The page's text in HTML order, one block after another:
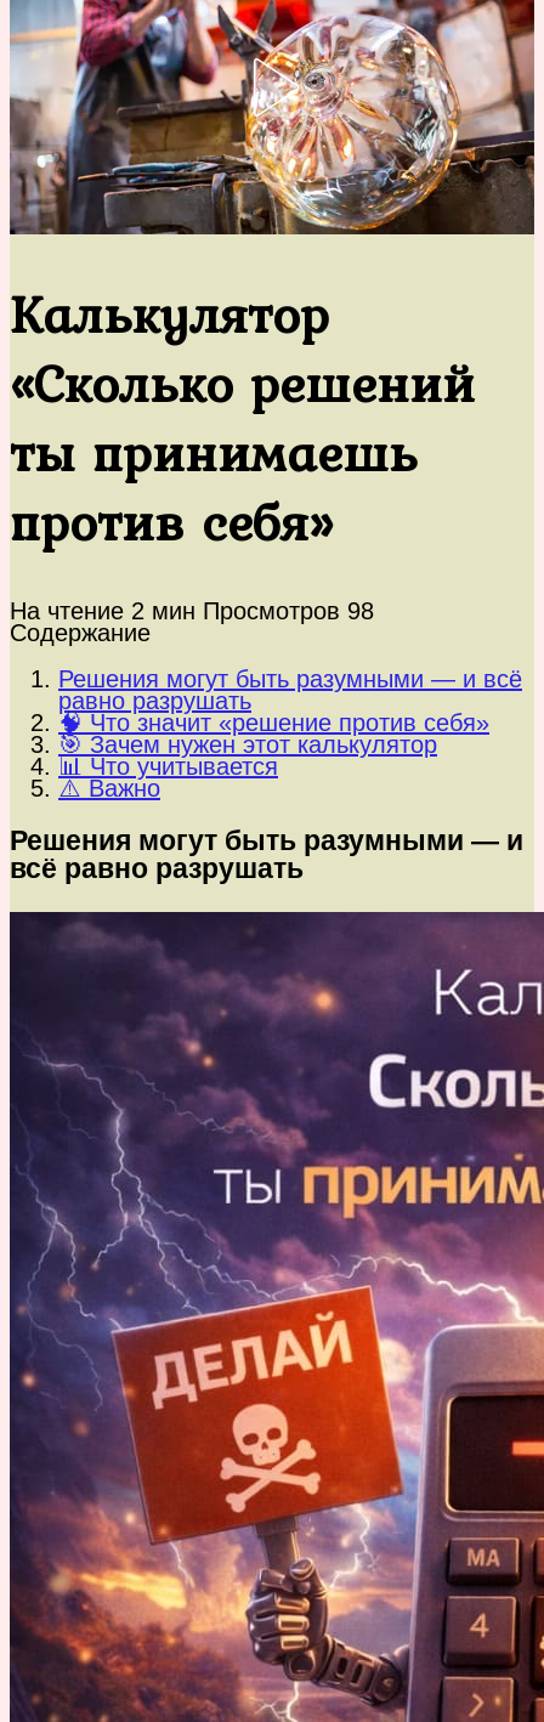
Калькулятор
«Сколько решений
ты принимаешь
против себя»
На чтение 2 мин Просмотров 98
Содержание
Решения могут быть разумными — и всё
равно разрушать
🧠 Что значит «решение против себя»
🎯 Зачем нужен этот калькулятор
📊 Что учитывается
⚠️ Важно
Решения могут быть разумными — и
всё равно разрушать